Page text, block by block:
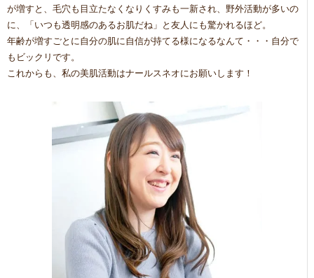
が増すと、毛穴も目立たなくなりくすみも一新され、野外活動が多いの
に、「いつも透明感のあるお肌だね」と友人にも驚かれるほど。
年齢が増すごとに自分の肌に自信が持てる様になるなんて・・・自分で
もビックリです。
これからも、私の美肌活動はナールスネオにお願いします！